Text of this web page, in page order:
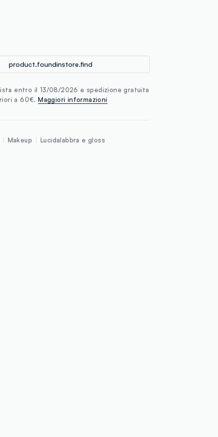
product.foundinstore.find
entro il 13/08/2026 e spedizione gratuita
a 60€.Maggiori informazioni
Makeup Lucidalabbra e gloss